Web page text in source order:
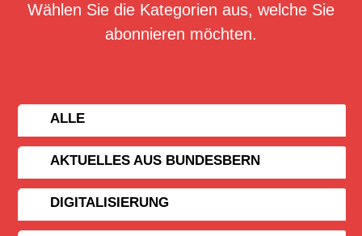
Wählen Sie die Kategorien aus, welche Sie
abonnieren möchten.
ALLE
AKTUELLES AUS BUNDESBERN
DIGITALISIERUNG